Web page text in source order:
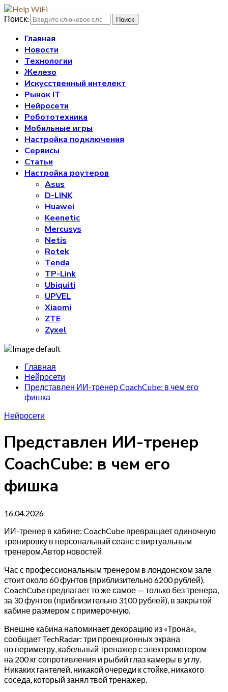
Поиск: Поиск
Главная
Новости
Технологии
Железо
Искусственный интелект
Рынок IT
Нейросети
Робототехника
Мобильные игры
Настройка подключения
Сервисы
Статьи
Настройка роутеров
Asus
D-LINK
Huawei
Keenetic
Mercusys
Netis
Rotek
Tenda
TP-Link
Ubiquiti
UPVEL
Xiaomi
ZTE
Zyxel
Главная
Нейросети
Представлен ИИ-тренер CoachCube: в чем его
фишка
Нейросети
Представлен ИИ-тренер
CoachCube: в чем его
фишка
16.04.2026
ИИ-тренер в кабине: CoachCube превращает одиночную
тренировку в персональный сеанс с виртуальным
тренером.Автор новостей
Час с профессиональным тренером в лондонском зале
стоит около 60 фунтов (приблизительно 6200 рублей).
CoachCube предлагает то же самое — только без тренера,
за 30 фунтов (приблизительно 3100 рублей), в закрытой
кабине размером с примерочную.
Внешне кабина напоминает декорацию из «Трона»,
сообщает TechRadar: три проекционных экрана
по периметру, кабельный тренажер с электромотором
на 200 кг сопротивления и рыбий глаз камеры в углу.
Никаких гантелей, никакой очереди к стойке, никакого
соседа, который занял твой тренажер.